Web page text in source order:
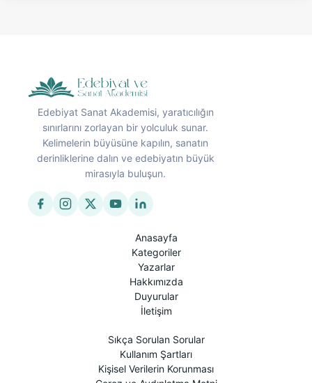
Edebiyat Sanat Akademisi, yaratıcılığın
sınırlarını zorlayan bir yolculuk sunar.
Kelimelerin büyüsüne kapılın, sanatın
derinliklerine dalın ve edebiyatın büyük
mirasıyla buluşun.
Anasayfa
Kategoriler
Yazarlar
Hakkımızda
Duyurular
İletişim
Sıkça Sorulan Sorular
Kullanım Şartları
Kişisel Verilerin Korunması